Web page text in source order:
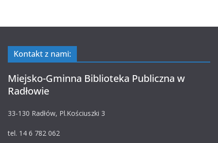
Kontakt z nami:
Miejsko-Gminna Biblioteka Publiczna w
Radłowie
33-130 Radłów, Pl.Kościuszki 3
tel. 14 6 782 062